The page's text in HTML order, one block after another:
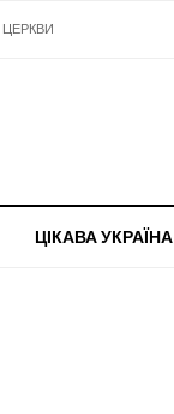
ЦЕРКВИ
ЦІКАВА УКРАЇНА